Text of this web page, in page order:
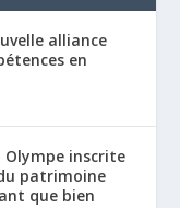
alliance
en
inscrite
patrimoine
que bien